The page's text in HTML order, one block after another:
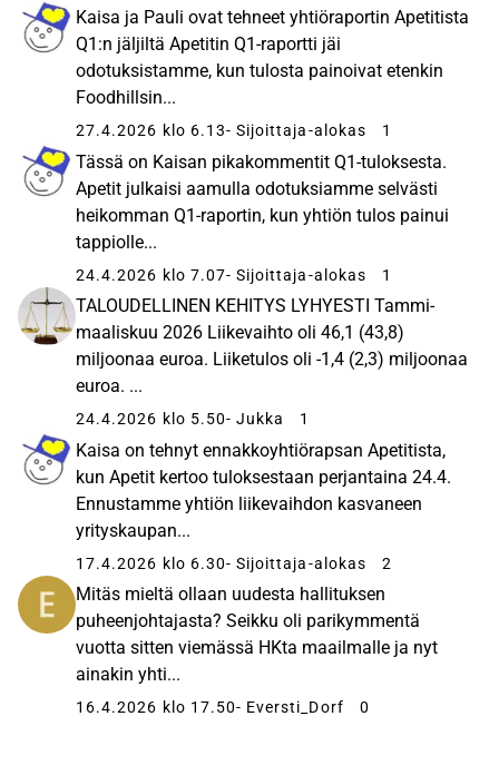
Kaisa ja Pauli ovat tehneet yhtiöraportin Apetitista
Q1:n jäljiltä Apetitin Q1-raportti jäi
odotuksistamme, kun tulosta painoivat etenkin
Foodhillsin...
27.4.2026 klo 6.13- Sijoittaja-alokas 1
Tässä on Kaisan pikakommentit Q1-tuloksesta.
Apetit julkaisi aamulla odotuksiamme selvästi
heikomman Q1-raportin, kun yhtiön tulos painui
tappiolle...
24.4.2026 klo 7.07- Sijoittaja-alokas 1
TALOUDELLINEN KEHITYS LYHYESTI Tammi-
maaliskuu 2026 Liikevaihto oli 46,1 (43,8)
miljoonaa euroa. Liiketulos oli -1,4 (2,3) miljoonaa
euroa. ...
24.4.2026 klo 5.50- Jukka 1
Kaisa on tehnyt ennakkoyhtiörapsan Apetitista,
kun Apetit kertoo tuloksestaan perjantaina 24.4.
Ennustamme yhtiön liikevaihdon kasvaneen
yrityskaupan...
17.4.2026 klo 6.30- Sijoittaja-alokas 2
Mitäs mieltä ollaan uudesta hallituksen
puheenjohtajasta? Seikku oli parikymmentä
vuotta sitten viemässä HKta maailmalle ja nyt
ainakin yhti...
16.4.2026 klo 17.50- Eversti_Dorf 0